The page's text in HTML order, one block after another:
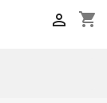
shopping_cart
